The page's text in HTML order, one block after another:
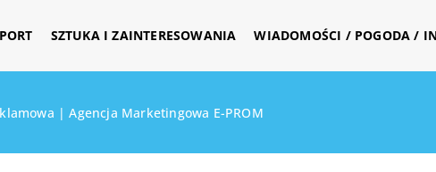
SZTUKA I ZAINTERESOWANIA WIADOMOŚCI / POGODA /
| Agencja Marketingowa E-PROM